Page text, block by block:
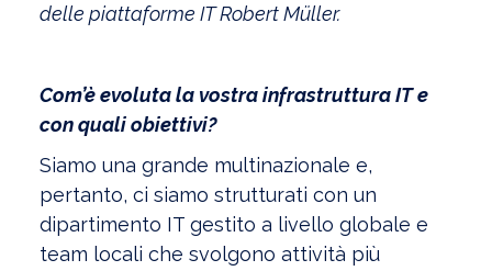
delle piattaforme IT Robert Müller.
Com’è evoluta la vostra infrastruttura IT e
con quali obiettivi?
Siamo una grande multinazionale e,
pertanto, ci siamo strutturati con un
dipartimento IT gestito a livello globale e
team locali che svolgono attività più